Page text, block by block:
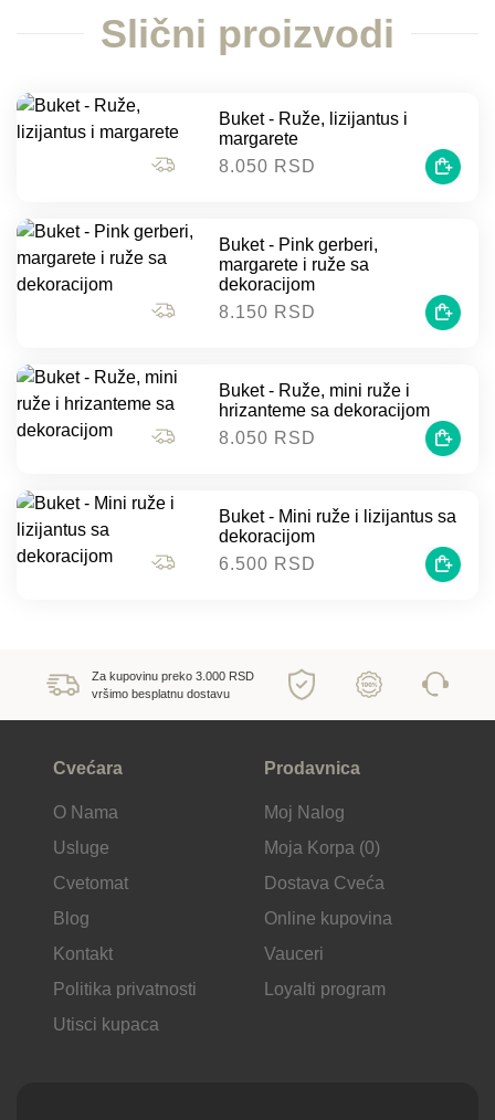
Slični proizvodi
Buket - Ruže, lizijantus i
margarete
8.050 RSD
Buket - Pink gerberi,
margarete i ruže sa
dekoracijom
8.150 RSD
Buket - Ruže, mini ruže i
hrizanteme sa dekoracijom
8.050 RSD
Buket - Mini ruže i lizijantus sa
dekoracijom
6.500 RSD
Za kupovinu preko 3.000 RSD
vršimo besplatnu dostavu
Cvećara
O Nama
Usluge
Cvetomat
Blog
Kontakt
Politika privatnosti
Utisci kupaca
Prodavnica
Moj Nalog
Moja Korpa (0)
Dostava Cveća
Online kupovina
Vauceri
Loyalti program